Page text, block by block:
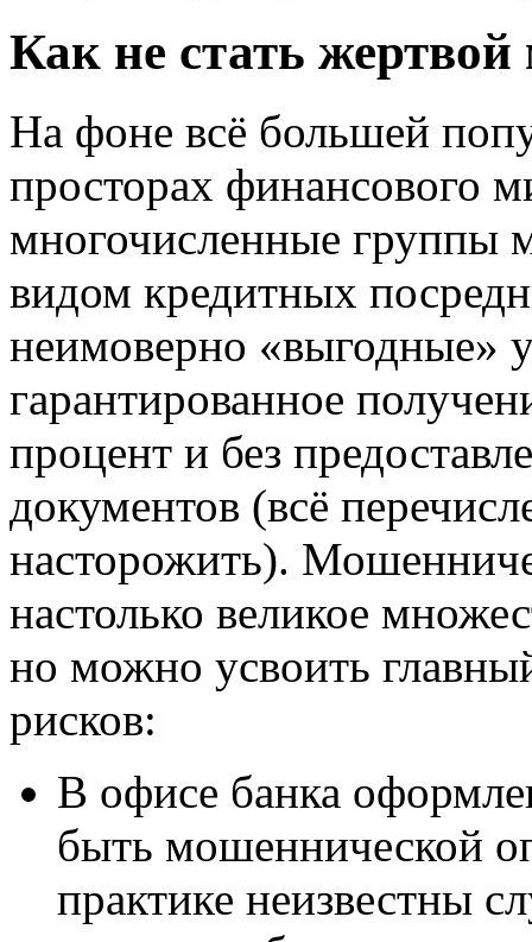
Как не стать
На фоне всё большей
просторах финансового
многочисленные группы
видом кредитных
неимоверно «выгодные»
гарантированное
процент и без
документов (всё
насторожить).
настолько великое
но можно усвоить
рисков:
В офисе банка
быть мошеннической
практике неизвестны